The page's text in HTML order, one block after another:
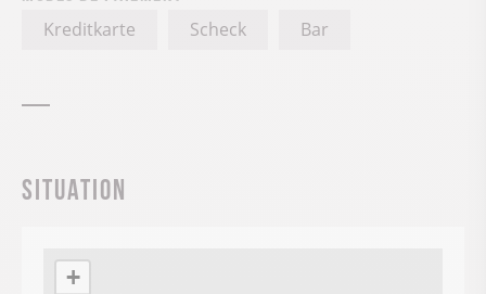
Kreditkarte Scheck Bar
Situation
+